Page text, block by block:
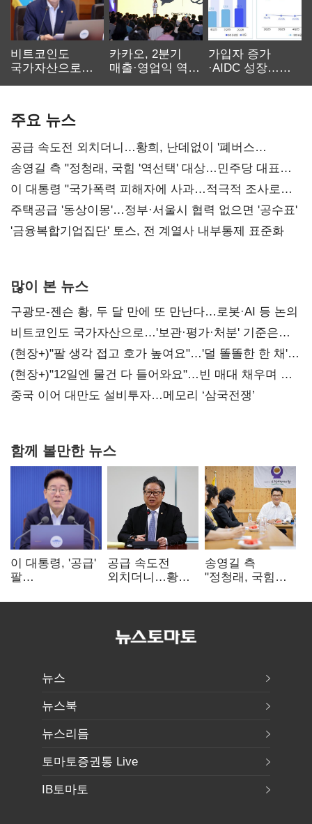
비트코인도
국가자산으로…'
카카오, 2분기
매출·영업익 역대
가입자 증가
·AIDC 성장…
주요 뉴스
공급 속도전 외치더니…황희, 난데없이 '폐버스
리모델링' 제안
송영길 측 "정청래, 국힘 '역선택' 대상…민주당 대표로
총선 지휘 못해"
이 대통령 "국가폭력 피해자에 사과…적극적 조사로
진실 밝혀야"
주택공급 '동상이몽'…정부·서울시 협력 없으면 '공수표'
'금융복합기업집단' 토스, 전 계열사 내부통제 표준화
많이 본 뉴스
구광모-젠슨 황, 두 달 만에 또 만난다…로봇·AI 등 논의
비트코인도 국가자산으로…'보관·평가·처분' 기준은
숙제
(현장+)"팔 생각 접고 호가 높여요"…'덜 똘똘한 한 채'
20억 키맞추기
(현장+)"12일엔 물건 다 들어와요"…빈 매대 채우며 문
연 홈플러스
중국 이어 대만도 설비투자…메모리 ‘삼국전쟁’
함께 볼만한 뉴스
이 대통령, '공급'
팔
여 내부선
공급 속도전
외치더니…황희,
리모델링' 제안
송영길 측
"정청래, 국힘
민주당 대표로
뉴스
뉴스북
뉴스리듬
토마토증권통 Live
IB토마토